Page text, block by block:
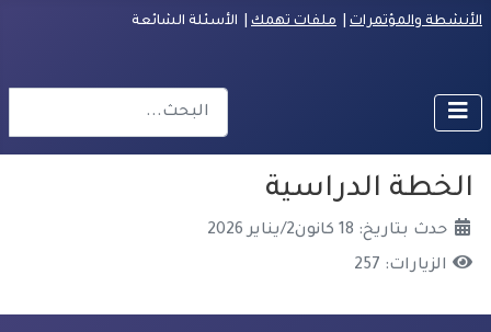
الأنشطة والمؤتمرات ملفات تهمك | الأسئلة الشائعة
الخطة الدراسية
حدث بتاريخ: 18 كانون2/يناير 2026
الزيارات: 257